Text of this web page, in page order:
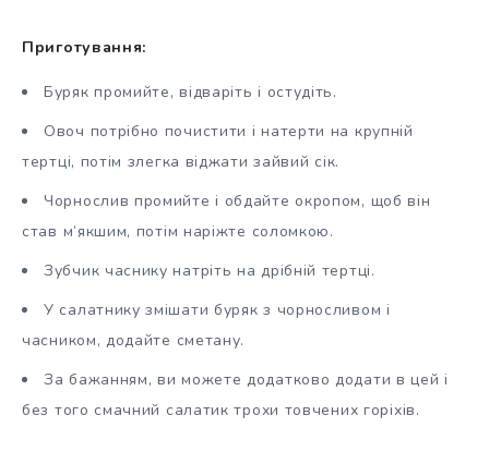
Приготування:
Буряк промийте, відваріть і остудіть.
Овоч потрібно почистити і натерти на крупній
тертці, потім злегка віджати зайвий сік.
Чорнослив промийте і обдайте окропом, щоб він
став м’якшим, потім наріжте соломкою.
Зубчик часнику натріть на дрібній тертці.
У салатнику змішати буряк з чорносливом і
часником, додайте сметану.
За бажанням, ви можете додатково додати в цей і
без того смачний салатик трохи товчених горіхів.